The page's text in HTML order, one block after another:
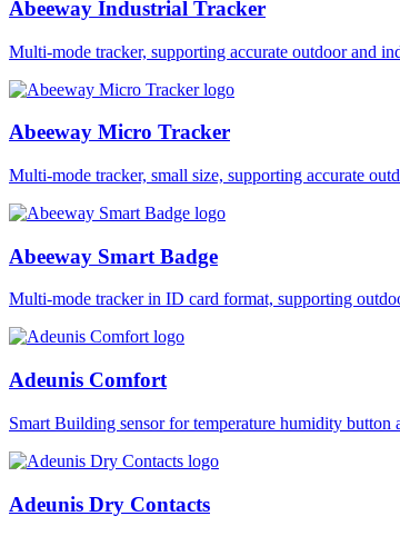
Abeeway Industrial Tracker
Multi-mode tracker, supporting accurate outdoor and
Abeeway Micro Tracker
Multi-mode tracker, small size, supporting accurate
Abeeway Smart Badge
Multi-mode tracker in ID card format, supporting
Adeunis Comfort
Smart Building sensor for temperature humidity
Adeunis Dry Contacts